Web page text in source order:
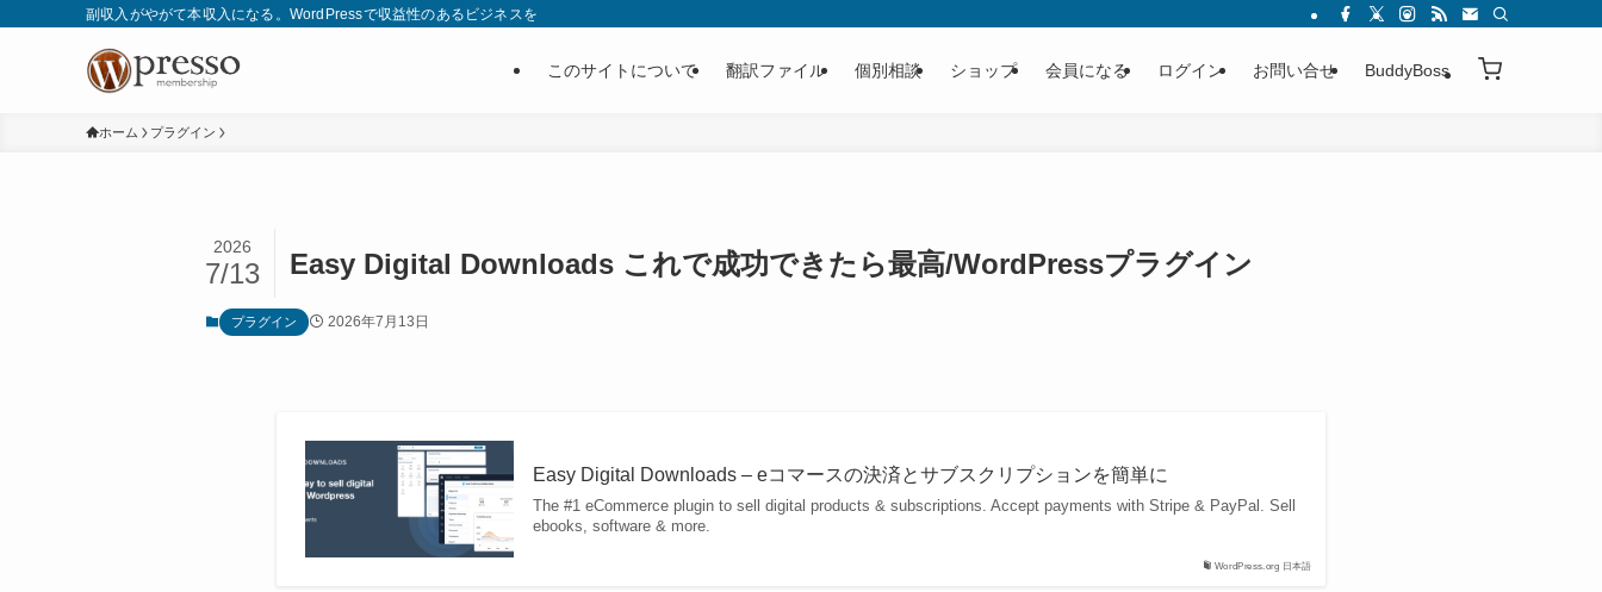
副収入がやがて本収入になる。WordPressで収益性のあるビジネスを
このサイトについて 翻訳ファイル 個別相談 ショップ 会員になる ログイン お問い合せ BuddyBoss
ホーム プラグイン
Easy Digital Downloads これで成功できたら最高/WordPressプラグイン
2026
7/13
プラグイン 2026年7月13日
WordPress.org 日本語
Easy Digital Downloads – eコマースの決済とサブスクリプションを簡単に
The #1 eCommerce plugin to sell digital products & subscriptions. Accept payments with Stripe & PayPal. Sell
ebooks, software & more.